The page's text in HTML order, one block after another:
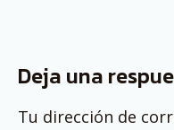
Deja una
Tu dirección de